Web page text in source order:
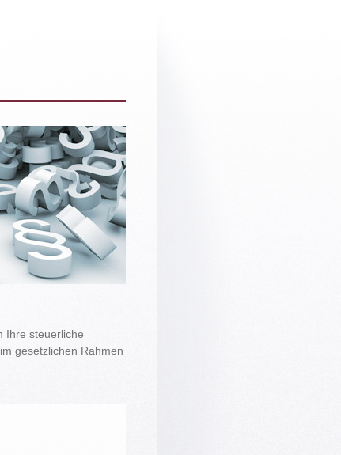
Ihre steuerliche
gesetzlichen Rahmen